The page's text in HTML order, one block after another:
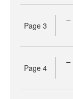
Page 3
Page 4